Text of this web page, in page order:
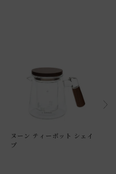
て
時間帯指定をしての出荷は
ヌーン ティーポット シェイ
プ